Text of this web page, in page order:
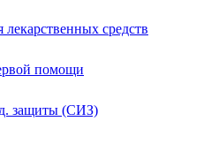
лекарственных средств
помощи
защиты (СИЗ)